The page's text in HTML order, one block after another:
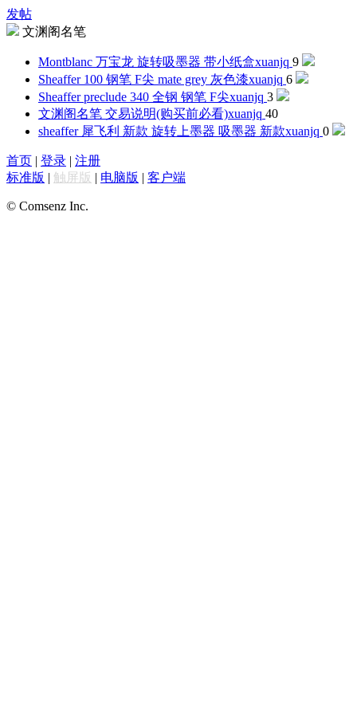
发帖
文渊阁名笔
Montblanc 万宝龙 旋转吸墨器 带小纸盒xuanjq 9
Sheaffer 100 钢笔 F尖 mate grey 灰色漆xuanjq 6
Sheaffer preclude 340 全钢 钢笔 F尖xuanjq 3
文渊阁名笔 交易说明(购买前必看)xuanjq 40
sheaffer 犀飞利 新款 旋转上墨器 吸墨器 新款xuanjq 0
首页 | 登录 | 注册
标准版 | 触屏版 | 电脑版 | 客户端
© Comsenz Inc.